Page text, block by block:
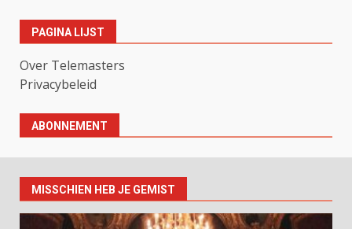
PAGINA LIJST
Over Telemasters
Privacybeleid
ABONNEMENT
MISSCHIEN HEB JE GEMIST